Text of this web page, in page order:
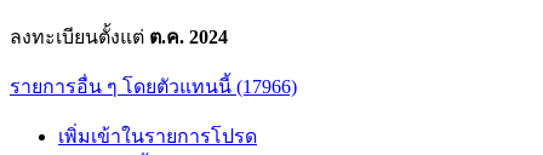
ลงทะเบียนตั้งแต่ ต.ค. 2024
รายการอื่น ๆ โดยตัวแทนนี้ (17966)
เพิ่มเข้าในรายการโปรด